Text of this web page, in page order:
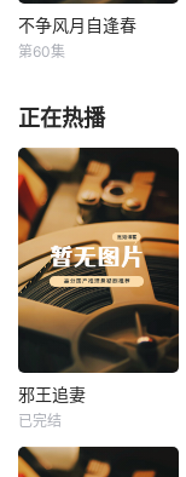
不争风月自逢春
不争风月自逢春
第60集
正在热播
热播
邪王追妻
未知
邪王追妻
已完结